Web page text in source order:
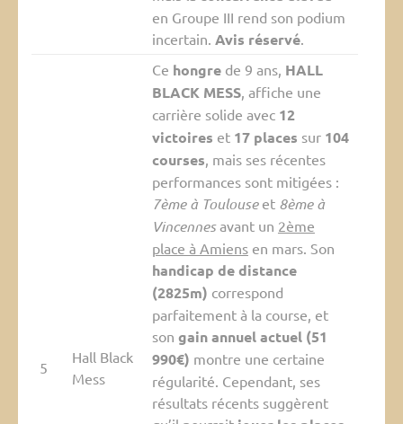
en Groupe III rend son podium
incertain. Avis réservé.
5
Hall Black
Mess
Ce hongrede 9 ans, HALL
BLACK MESS, affiche une
carrière solide avec 12
victoires et 17 places sur 104
courses, mais ses récentes
performances sont mitigées :
7ème à Toulouseet 8ème à
Vincennesavant un 2ème
place à Amiensen mars. Son
handicap de distance
(2825m) correspond
parfaitement à la course, et
son gain annuel actuel (51
990€) montre une certaine
régularité. Cependant, ses
résultats récents suggèrent